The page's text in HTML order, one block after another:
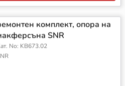
комплект, опора на
SNR
No: KB673.02